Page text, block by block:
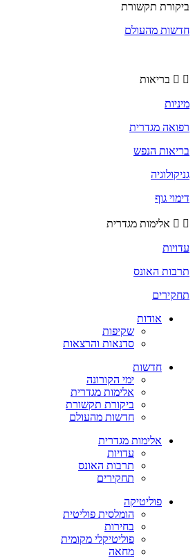
ביקורת תקשורת
חדשות מהעולם
בריאות
מיניות
רפואה מגדרית
בריאות הנפש
גניקולוגיה
דימוי גוף
אלימות מגדרית
עדויות
תרבות האונס
תחקירים
אודות
שקיפות
סדנאות והרצאות
חדשות
ימי הקורונה
אלימות מגדרית
ביקורת תקשורת
חדשות מהעולם
אלימות מגדרית
עדויות
תרבות האונס
תחקירים
פוליטיקה
הומלסית פוליטית
בחירות
פוליטיקלי מקומית
מחאה